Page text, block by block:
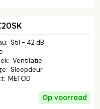
: Stil - 42 dB
: Ventilatie
: Sleepdeur
: METOD
Op voorraad